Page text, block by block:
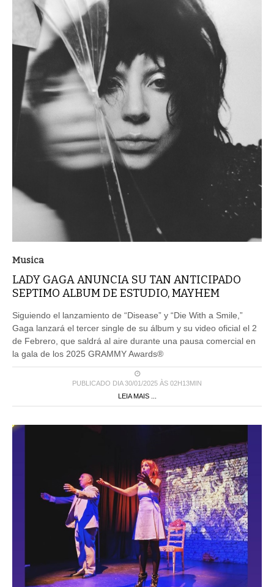
Musica
LADY GAGA ANUNCIA SU TAN ANTICIPADO
SEPTIMO ALBUM DE ESTUDIO, MAYHEM
Siguiendo el lanzamiento de “Disease” y “Die With a Smile,”
Gaga lanzará el tercer single de su álbum y su video oficial el 2
de Febrero, que saldrá al aire durante una pausa comercial en
la gala de los 2025 GRAMMY Awards®
PUBLICADO DIA 30/01/2025 ÀS 02H13MIN
LEIA MAIS ...